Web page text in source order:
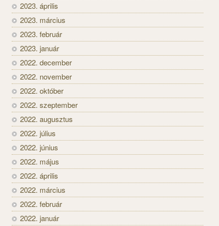
2023. április
2023. március
2023. február
2023. január
2022. december
2022. november
2022. október
2022. szeptember
2022. augusztus
2022. július
2022. június
2022. május
2022. április
2022. március
2022. február
2022. január